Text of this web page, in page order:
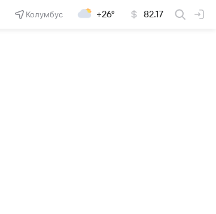
Колумбус +26° 82.17